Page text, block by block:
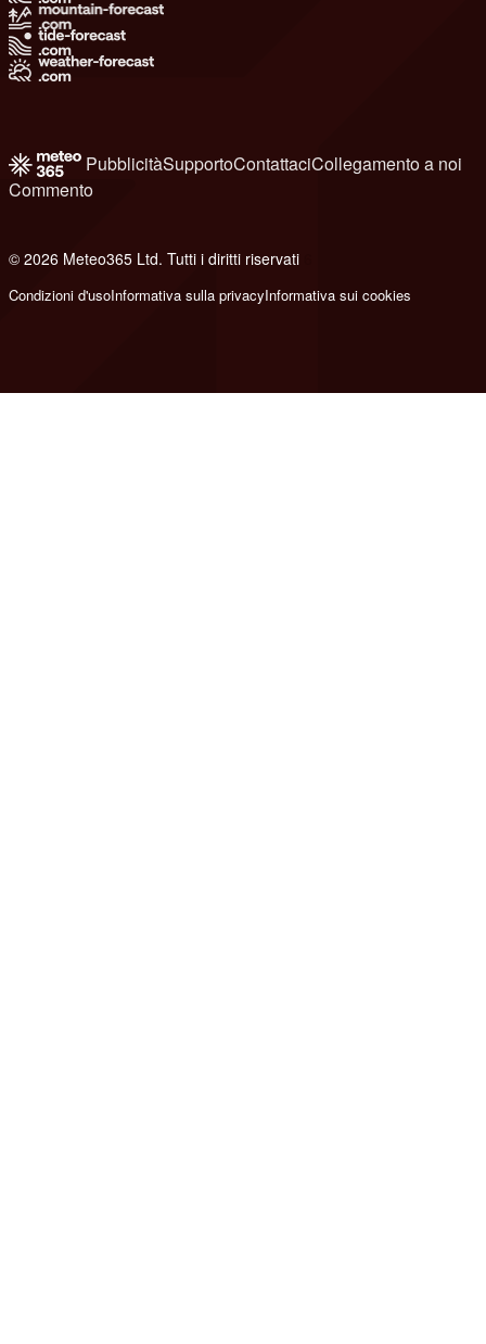
PubblicitàSupportoContattaciCollegamento a noi
Commento
© 2026 Meteo365 Ltd. Tutti i diritti riservati
Condizioni d'usoInformativa sulla privacyInformativa sui cookies